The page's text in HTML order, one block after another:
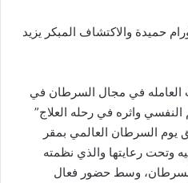
: 90% من الأورام حميدة والاكتشاف المبكر يزيد
العامله في مجال السرطان في
واثره في رحله العلاج”
والذي يوافق يوم السرطان العالمي بمقر
وتحت رعايتها والذي نظمته
وسط حضور فعال